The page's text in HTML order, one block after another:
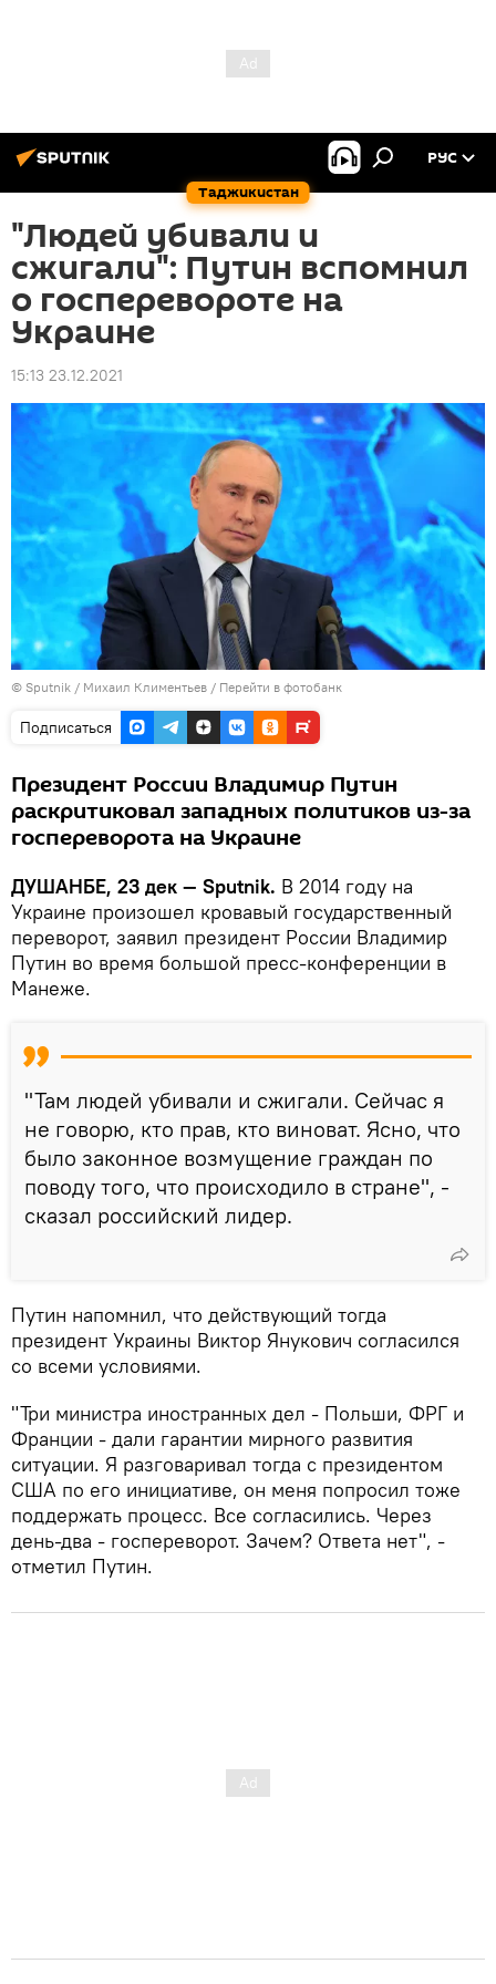
Таджикистан
РУС
"Людей убивали и
сжигали": Путин вспомнил
о госперевороте на
Украине
15:13 23.12.2021
© Sputnik / Михаил Климентьев / Перейти в фотобанк
Подписаться
Президент России Владимир Путин
раскритиковал западных политиков из-за
госпереворота на Украине
ДУШАНБЕ, 23 дек — Sputnik. В 2014 году на
Украине произошел кровавый государственный
переворот, заявил президент России Владимир
Путин во время большой пресс-конференции в
Манеже.
"Там людей убивали и сжигали. Сейчас я
не говорю, кто прав, кто виноват. Ясно, что
было законное возмущение граждан по
поводу того, что происходило в стране", -
сказал российский лидер.
Путин напомнил, что действующий тогда
президент Украины Виктор Янукович согласился
со всеми условиями.
"Три министра иностранных дел - Польши, ФРГ и
Франции - дали гарантии мирного развития
ситуации. Я разговаривал тогда с президентом
США по его инициативе, он меня попросил тоже
поддержать процесс. Все согласились. Через
день-два - госпереворот. Зачем? Ответа нет", -
отметил Путин.